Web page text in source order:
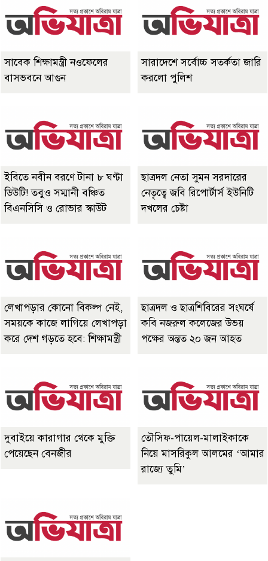
সাবেক শিক্ষামন্ত্রী নওফেলের
বাসভবনে আগুন
সারাদেশে সর্বোচ্চ সতর্কতা জারি
করলো পুলিশ
ইবিতে নবীন বরণে টানা ৮ ঘণ্টা
ডিউটি! তবুও সম্মানী বঞ্চিত
বিএনসিসি ও রোভার স্কাউট
ছাত্রদল নেতা সুমন সরদারের
নেতৃত্বে জবি রিপোর্টার্স ইউনিটি
দখলের চেষ্টা
লেখাপড়ার কোনো বিকল্প নেই,
সময়কে কাজে লাগিয়ে লেখাপড়া
করে দেশ গড়তে হবে: শিক্ষামন্ত্রী
ছাত্রদল ও ছাত্রশিবিরের সংঘর্ষে
কবি নজরুল কলেজের উভয়
পক্ষের অন্তত ২০ জন আহত
দুবাইয়ে কারাগার থেকে মুক্তি
পেয়েছেন বেনজীর
তৌসিফ-পায়েল-মালাইকাকে
নিয়ে মাসরিকুল আলমের ‘আমার
রাজ্যে তুমি’